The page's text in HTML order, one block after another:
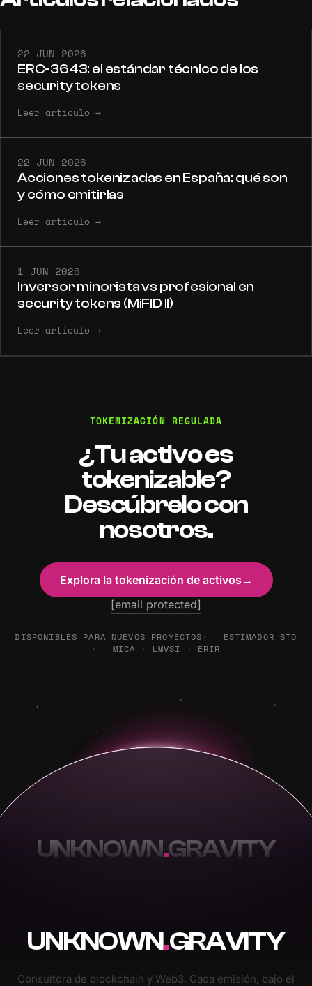
22 JUN 2026
ERC-3643: el estándar técnico de los
security tokens
Leer artículo →
22 JUN 2026
Acciones tokenizadas en España: qué son
y cómo emitirlas
Leer artículo →
1 JUN 2026
Inversor minorista vs profesional en
security tokens (MiFID II)
Leer artículo →
TOKENIZACIÓN REGULADA
¿Tu activo es
tokenizable?
Descúbrelo con
nosotros.
Explora la tokenización de activos →
[email protected]
DISPONIBLES PARA NUEVOS PROYECTOS
ESTIMADOR STO
MICA · LMVSI · ERIR
UNKNOWN.GRAVITY
UNKNOWN.GRAVITY
Consultora de blockchain y Web3. Cada emisión, bajo el